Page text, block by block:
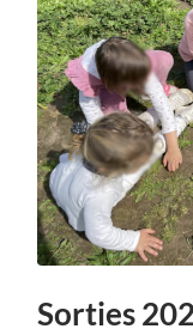
Sorties